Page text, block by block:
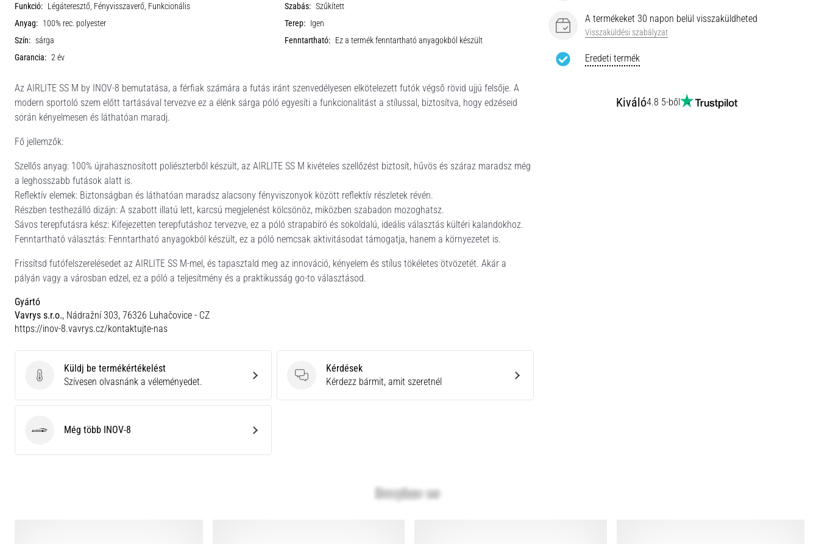
A termékeket 30 napon belül visszaküldheted
Visszaküldési szabályzat
Eredeti termék
Kiváló4.8 5-ből
Funkció: Légáteresztő, Fényvisszaverő, Funkcionális Szabás: Szűkített
Anyag: 100% rec. polyester Terep: Igen
Szín: sárga Fenntartható: Ez a termék fenntartható anyagokból készült
Garancia: 2 év
Az AIRLITE SS M by INOV-8 bemutatása, a férfiak számára a futás iránt szenvedélyesen elkötelezett futók végső rövid ujjú felsője. A
modern sportoló szem előtt tartásával tervezve ez a élénk sárga póló egyesíti a funkcionalitást a stílussal, biztosítva, hogy edzéseid
során kényelmesen és láthatóan maradj.
Fő jellemzők:
Szellős anyag: 100% újrahasznosított poliészterből készült, az AIRLITE SS M kivételes szellőzést biztosít, hűvös és száraz maradsz még
a leghosszabb futások alatt is.
Reflektív elemek: Biztonságban és láthatóan maradsz alacsony fényviszonyok között reflektív részletek révén.
Részben testhezálló dizájn: A szabott illatú lett, karcsú megjelenést kölcsönöz, miközben szabadon mozoghatsz.
Sávos terepfutásra kész: Kifejezetten terepfutáshoz tervezve, ez a póló strapabíró és sokoldalú, ideális választás kültéri kalandokhoz.
Fenntartható választás: Fenntartható anyagokból készült, ez a póló nemcsak aktivitásodat támogatja, hanem a környezetet is.
Frissítsd futófelszerelésedet az AIRLITE SS M-mel, és tapasztald meg az innováció, kényelem és stílus tökéletes ötvözetét. Akár a
pályán vagy a városban edzel, ez a póló a teljesítmény és a praktikusság go-to választásod.
Gyártó
Vavrys s.r.o., Nádražní 303, 76326 Luhačovice - CZ
https://inov-8.vavrys.cz/kontaktujte-nas
Küldj be termékértékelést
Küldj be termékértékelést
Szívesen olvasnánk a véleményedet.
Kérdések
Kérdések
Kérdezz bármit, amit szeretnél
INOV-8Még több INOV-8